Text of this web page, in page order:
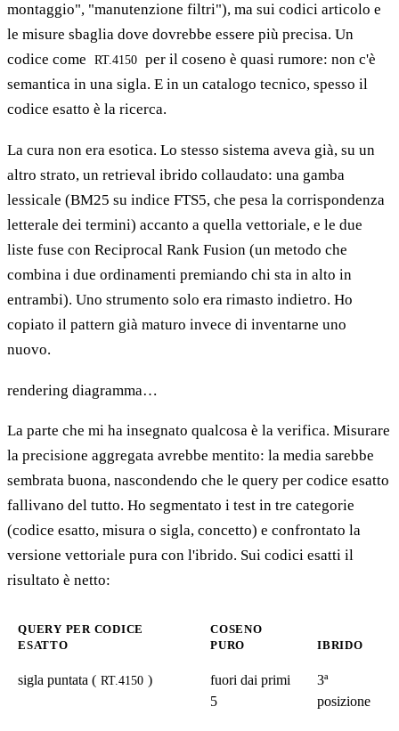
montaggio", "manutenzione filtri"), ma sui codici articolo e
le misure sbaglia dove dovrebbe essere più precisa. Un
codice come
RT.4150 per il coseno è quasi rumore: non c'è
semantica in una sigla. E in un catalogo tecnico, spesso il
codice esatto è la ricerca.
La cura non era esotica. Lo stesso sistema aveva già, su un
altro strato, un retrieval ibrido collaudato: una gamba
lessicale (BM25 su indice FTS5, che pesa la corrispondenza
letterale dei termini) accanto a quella vettoriale, e le due
liste fuse con Reciprocal Rank Fusion (un metodo che
combina i due ordinamenti premiando chi sta in alto in
entrambi). Uno strumento solo era rimasto indietro. Ho
copiato il pattern già maturo invece di inventarne uno
nuovo.
rendering diagramma…
La parte che mi ha insegnato qualcosa è la verifica. Misurare
la precisione aggregata avrebbe mentito: la media sarebbe
sembrata buona, nascondendo che le query per codice esatto
fallivano del tutto. Ho segmentato i test in tre categorie
(codice esatto, misura o sigla, concetto) e confrontato la
versione vettoriale pura con l'ibrido. Sui codici esatti il
risultato è netto:
QUERY PER CODICE
ESATTO
COSENO
PURO
IBRIDO
sigla puntata ( RT.4150 )
fuori dai primi
5
3ª
posizione